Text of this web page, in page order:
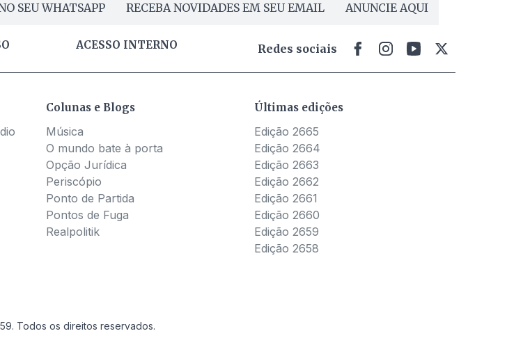
SEU WHATSAPP RECEBA NOVIDADES EM SEU EMAIL ANUNCIE AQUI
ACESSO INTERNO Redes sociais
Colunas e Blogs
Música
O mundo bate à porta
Opção Jurídica
Periscópio
Ponto de Partida
Pontos de Fuga
Realpolitik
Últimas edições
Edição 2665
Edição 2664
Edição 2663
Edição 2662
Edição 2661
Edição 2660
Edição 2659
Edição 2658
Todos os direitos reservados.